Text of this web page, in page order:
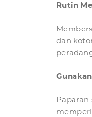
Rutin
dan
Paparan